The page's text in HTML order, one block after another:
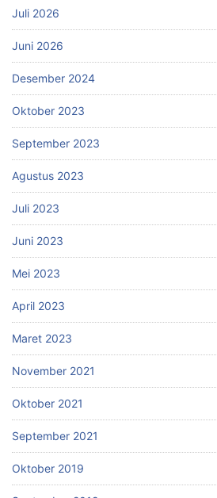
Juli 2026
Juni 2026
Desember 2024
Oktober 2023
September 2023
Agustus 2023
Juli 2023
Juni 2023
Mei 2023
April 2023
Maret 2023
November 2021
Oktober 2021
September 2021
Oktober 2019